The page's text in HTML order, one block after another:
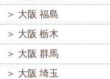
＞ 大阪 福島
＞ 大阪 栃木
＞ 大阪 群馬
＞ 大阪 埼玉